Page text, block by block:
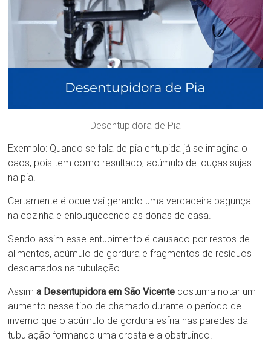
Desentupidora de Pia
Exemplo: Quando se fala de pia entupida já se imagina o
caos, pois tem como resultado, acúmulo de louças sujas
na pia.
Certamente é oque vai gerando uma verdadeira bagunça
na cozinha e enlouquecendo as donas de casa.
Sendo assim esse entupimento é causado por restos de
alimentos, acúmulo de gordura e fragmentos de resíduos
descartados na tubulação.
Assim a Desentupidora em São Vicente costuma notar um
aumento nesse tipo de chamado durante o período de
inverno que o acúmulo de gordura esfria nas paredes da
tubulação formando uma crosta e a obstruindo.